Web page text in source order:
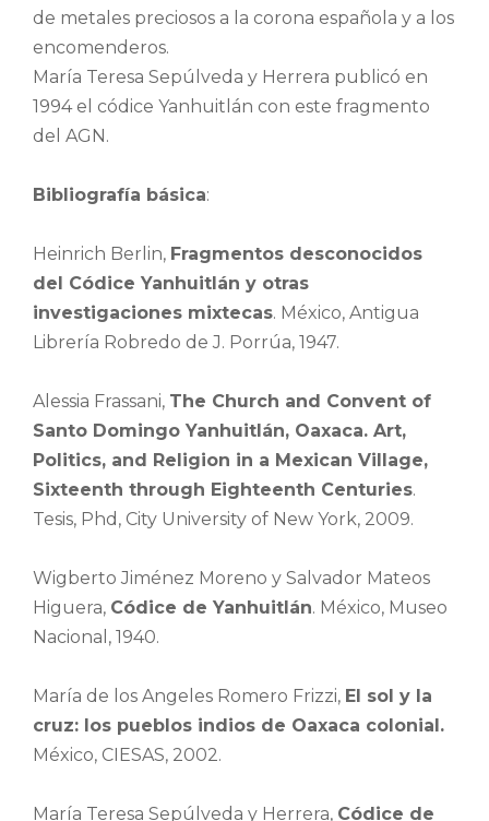
de metales preciosos a la corona española y a los
encomenderos.
María Teresa Sepúlveda y Herrera publicó en
1994 el códice Yanhuitlán con este fragmento
del AGN.
Bibliografía básica:
Heinrich Berlin, Fragmentos desconocidos
del Códice Yanhuitlán y otras
investigaciones mixtecas. México, Antigua
Librería Robredo de J. Porrúa, 1947.
Alessia Frassani, The Church and Convent of
Santo Domingo Yanhuitlán, Oaxaca. Art,
Politics, and Religion in a Mexican Village,
Sixteenth through Eighteenth Centuries.
Tesis, Phd, City University of New York, 2009.
Wigberto Jiménez Moreno y Salvador Mateos
Higuera, Códice de Yanhuitlán. México, Museo
Nacional, 1940.
María de los Angeles Romero Frizzi, El sol y la
cruz: los pueblos indios de Oaxaca colonial.
México, CIESAS, 2002.
María Teresa Sepúlveda y Herrera, Códice de